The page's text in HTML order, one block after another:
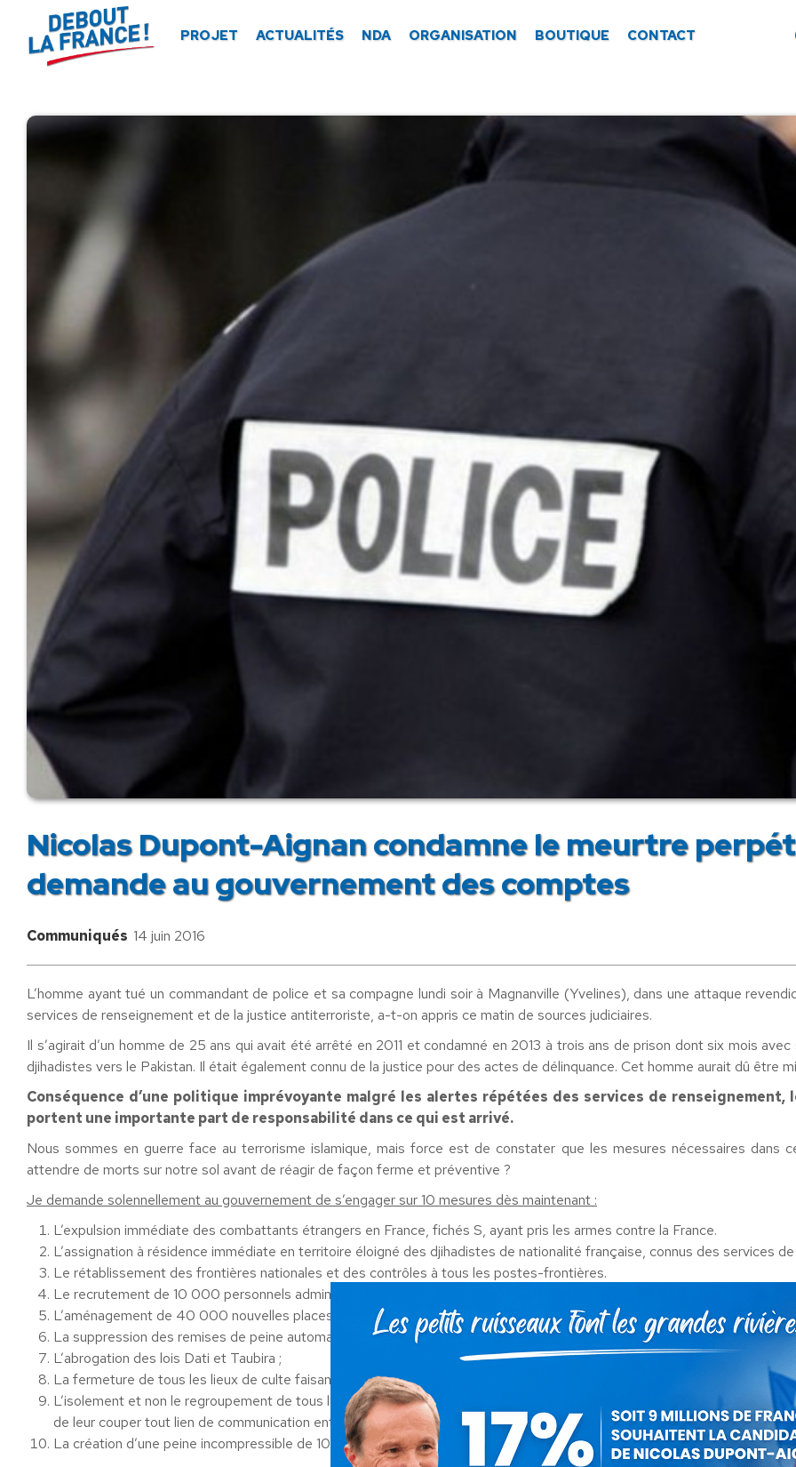
PROJET ACTUALITÉS NDA ORGANISATION BOUTIQUE CONTACT
Nicolas Dupont-Aignan condamne le meurtre
demande au gouvernement des comptes
Communiqués 14 juin 2016
L’homme ayant tué un commandant de police et sa compagne lundi soir à Magnanville (Yvelines), dans une attaque
services de renseignement et de la justice antiterroriste, a-t-on appris ce matin de sources judiciaires.
Il s’agirait d’un homme de 25 ans qui avait été arrêté en 2011 et condamné en 2013 à trois ans de prison dont six mois
djihadistes vers le Pakistan. Il était également connu de la justice pour des actes de délinquance. Cet homme aurait dû être
Conséquence d’une politique imprévoyante malgré les alertes répétées des services de
portent une importante part de responsabilité dans ce qui est arrivé.
Nous sommes en guerre face au terrorisme islamique, mais force est de constater que les mesures nécessaires dans
attendre de morts sur notre sol avant de réagir de façon ferme et préventive ?
Je demande solennellement au gouvernement de s’engager sur 10 mesures dès maintenant :
L’expulsion immédiate des combattants étrangers en France, fichés S, ayant pris les armes contre la France.
L’assignation à résidence immédiate en territoire éloigné des djihadistes de nationalité française, connus des services
Le rétablissement des frontières nationales et des contrôles à tous les postes-frontières.
Le recrutement de 10 000 personnels administratifs afin de pouvoir affecter tous les policiers et gendarmes à des
L’aménagement de 40 000 nouvelles places de prison ;
La suppression des remises de peine automatiques ;
L’abrogation des lois Dati et Taubira ;
La fermeture de tous les lieux de culte faisant l’apologie du Jihad et l’expulsion immédiate de tous les imams et
L’isolement et non le regroupement de tous les condamnés pour crimes ou délits pour des faits liés à des actes
de leur couper tout lien de communication entre eux et avec l’extérieur.
La création d’une peine incompressible de 10 ans d’emprisonnement pour détention d’armes de guerre.
Panneau de gestion des cookies